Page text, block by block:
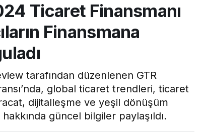
Ticaret Finansmanı
Finansmana
tarafından düzenlenen GTR
global ticaret trendleri, ticaret
dijitalleşme ve yeşil dönüşüm
güncel bilgiler paylaşıldı.